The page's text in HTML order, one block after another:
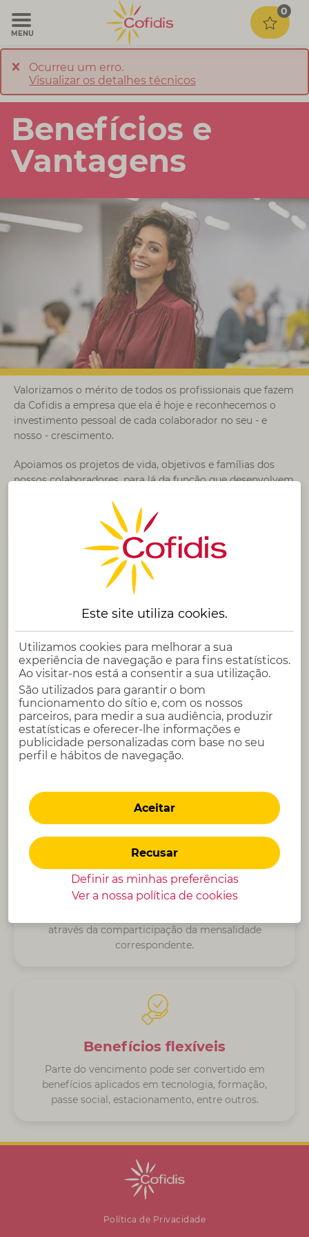
MENU
0
Ocurreu um erro.
Visualizar os detalhes técnicos
Benefícios e
Vantagens
Valorizamos o mérito de todos os profissionais que fazem
da Cofidis a empresa que ela é hoje e reconhecemos o
investimento pessoal de cada colaborador no seu - e
nosso - crescimento.
Apoiamos os projetos de vida, objetivos e famílias dos
nossos colaboradores, para lá da função que desenvolvem
Modelo de Reconhecimento
Dimensão variável da compensação baseada na
entrega de valor de cada elemento e cada equipa.
Saúde
O Seguro de Saúde da Cofidis garante uma
proteção extra para o seu agregado familiar,
significativa das despesas médicas.
Desporto
através da comparticipação da mensalidade
correspondente.
Benefícios flexíveis
Parte do vencimento pode ser convertido em
benefícios aplicados em tecnologia, formação,
passe social, estacionamento, entre outros.
Política de Privacidade
Este site utiliza cookies.
Utilizamos cookies para melhorar a sua
experiência de navegação e para fins estatísticos.
Ao visitar-nos está a consentir a sua utilização.
São utilizados para garantir o bom
funcionamento do sítio e, com os nossos
parceiros, para medir a sua audiência, produzir
estatísticas e oferecer-lhe informações e
publicidade personalizadas com base no seu
perfil e hábitos de navegação.
Aceitar
Recusar
Definir as minhas preferências
Ver a nossa política de cookies